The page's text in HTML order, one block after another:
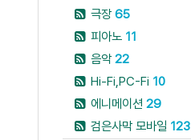
극장65
피아노 11
음악22
Hi-Fi,PC-Fi 10
에니메이션 29
검은사막 모바일 123